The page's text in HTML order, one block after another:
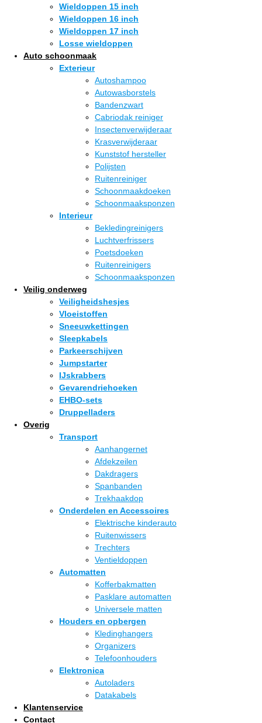
Wieldoppen 15 inch
Wieldoppen 16 inch
Wieldoppen 17 inch
Losse wieldoppen
Auto schoonmaak
Exterieur
Autoshampoo
Autowasborstels
Bandenzwart
Cabriodak reiniger
Insectenverwijderaar
Krasverwijderaar
Kunststof hersteller
Polijsten
Ruitenreiniger
Schoonmaakdoeken
Schoonmaaksponzen
Interieur
Bekledingreinigers
Luchtverfrissers
Poetsdoeken
Ruitenreinigers
Schoonmaaksponzen
Veilig onderweg
Veiligheidshesjes
Vloeistoffen
Sneeuwkettingen
Sleepkabels
Parkeerschijven
Jumpstarter
IJskrabbers
Gevarendriehoeken
EHBO-sets
Druppelladers
Overig
Transport
Aanhangernet
Afdekzeilen
Dakdragers
Spanbanden
Trekhaakdop
Onderdelen en Accessoires
Elektrische kinderauto
Ruitenwissers
Trechters
Ventieldoppen
Automatten
Kofferbakmatten
Pasklare automatten
Universele matten
Houders en opbergen
Kledinghangers
Organizers
Telefoonhouders
Elektronica
Autoladers
Datakabels
Klantenservice
Contact